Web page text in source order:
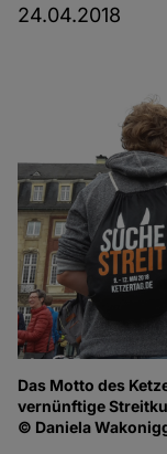
24.04.2018
Das Motto des
vernünftige
© Daniela